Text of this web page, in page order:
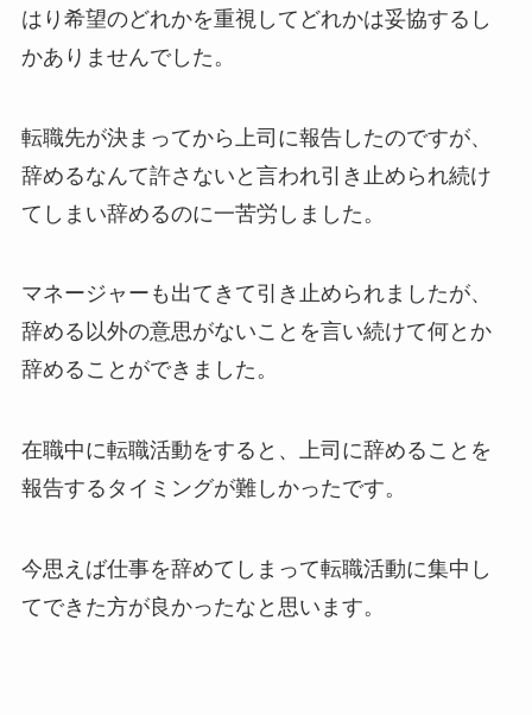
はり希望のどれかを重視してどれかは妥協するし
かありませんでした。
転職先が決まってから上司に報告したのですが、
辞めるなんて許さないと言われ引き止められ続け
てしまい辞めるのに一苦労しました。
マネージャーも出てきて引き止められましたが、
辞める以外の意思がないことを言い続けて何とか
辞めることができました。
在職中に転職活動をすると、上司に辞めることを
報告するタイミングが難しかったです。
今思えば仕事を辞めてしまって転職活動に集中し
てできた方が良かったなと思います。